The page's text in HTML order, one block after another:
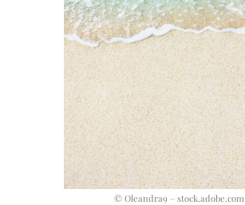
© Oleandra9 – stock.adobe.com